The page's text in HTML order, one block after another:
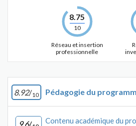
8.75
10
Réseau et insertion
professionnelle
8.92/10 Pédagogie du
9.6/ Contenu académique du